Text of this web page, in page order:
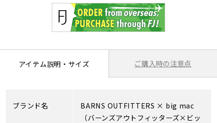
アイテム説明・サイズ ご購入時の注意点
ブランド名 BARNS OUTFITTERS × big mac
（バーンズアウトフィッターズ×ビッ